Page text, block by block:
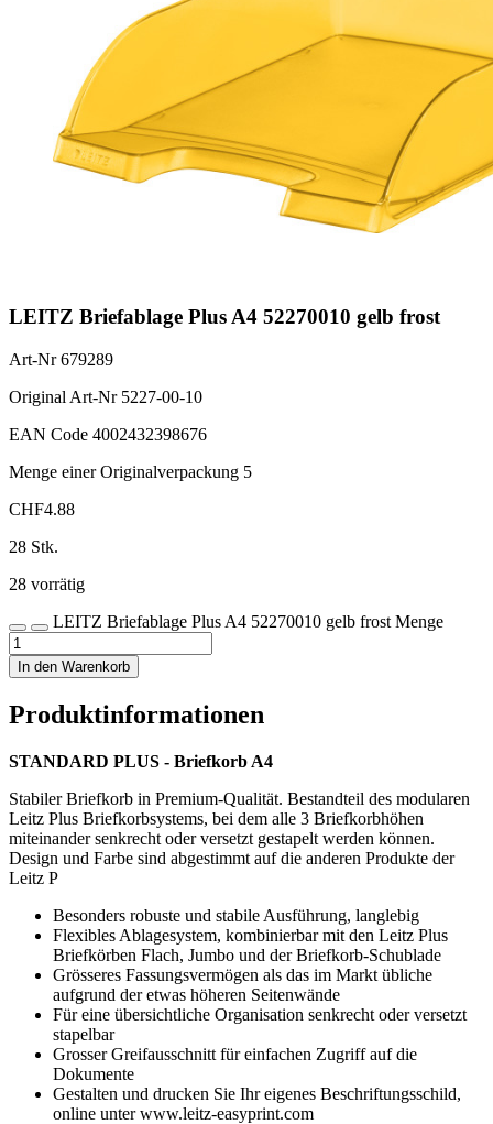
LEITZ Briefablage Plus A4 52270010 gelb frost
Art-Nr679289
Original Art-Nr 5227-00-10
EAN Code 4002432398676
Menge einer Originalverpackung 5
CHF4.88
28 Stk.
28 vorrätig
LEITZ Briefablage Plus A4 52270010 gelb frost Menge
In den Warenkorb
Produktinformationen
STANDARD PLUS - Briefkorb A4
Stabiler Briefkorb in Premium-Qualität. Bestandteil des modularen
Leitz Plus Briefkorbsystems, bei dem alle 3 Briefkorbhöhen
miteinander senkrecht oder versetzt gestapelt werden können.
Design und Farbe sind abgestimmt auf die anderen Produkte der
Leitz P
Besonders robuste und stabile Ausführung, langlebig
Flexibles Ablagesystem, kombinierbar mit den Leitz Plus
Briefkörben Flach, Jumbo und der Briefkorb-Schublade
Grösseres Fassungsvermögen als das im Markt übliche
aufgrund der etwas höheren Seitenwände
Für eine übersichtliche Organisation senkrecht oder versetzt
stapelbar
Grosser Greifausschnitt für einfachen Zugriff auf die
Dokumente
Gestalten und drucken Sie Ihr eigenes Beschriftungsschild,
online unter www.leitz-easyprint.com